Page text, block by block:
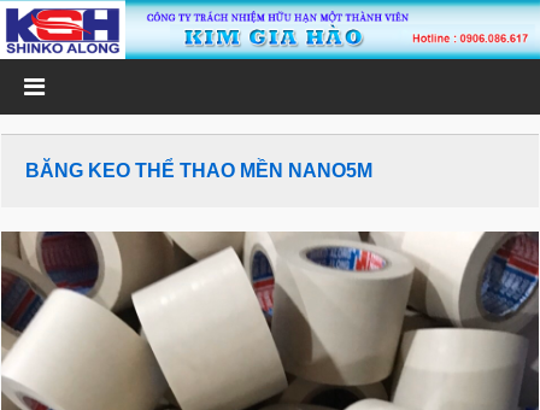
BĂNG KEO THỂ THAO MỀN NANO5M